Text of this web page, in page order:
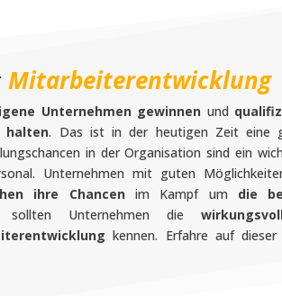
Mitarbeiterentwicklung
Unternehmen gewinnen und
halten. Das ist in der heutigen Zeit eine
in der Organisation sind ein
Unternehmen mit guten
ihre Chancenim Kampf um die
sollten Unternehmen die
kennen. Erfahre auf dieser